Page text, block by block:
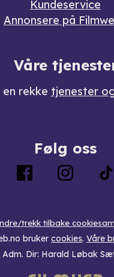
Kundeservice
Annonsere på
Våre
rekke tjenester
Følg oss
trekk tilbake
bruker cookies. Våre
Adm. Dir: Harald Løbak